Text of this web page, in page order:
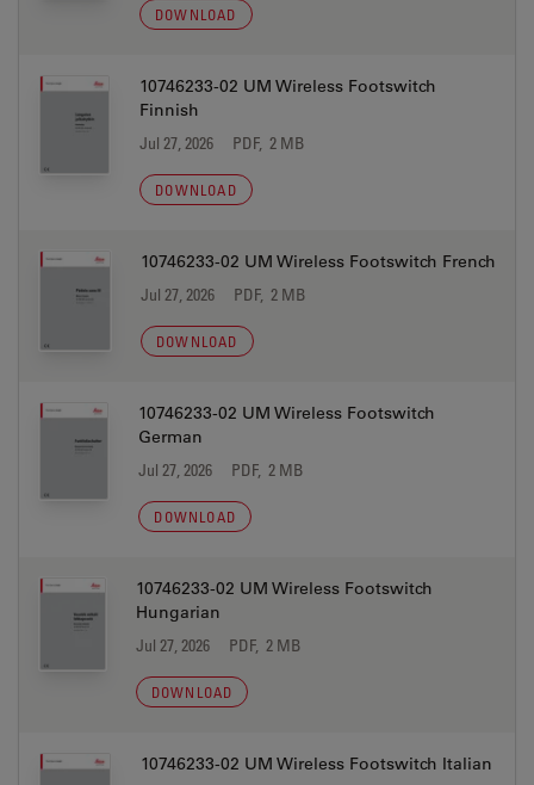
DOWNLOAD
10746233-02 UM Wireless Footswitch
Finnish
Jul 27, 2026 PDF, 2 MB
DOWNLOAD
10746233-02 UM Wireless Footswitch French
Jul 27, 2026 PDF, 2 MB
DOWNLOAD
10746233-02 UM Wireless Footswitch
German
Jul 27, 2026 PDF, 2 MB
DOWNLOAD
10746233-02 UM Wireless Footswitch
Hungarian
Jul 27, 2026 PDF, 2 MB
DOWNLOAD
10746233-02 UM Wireless Footswitch Italian